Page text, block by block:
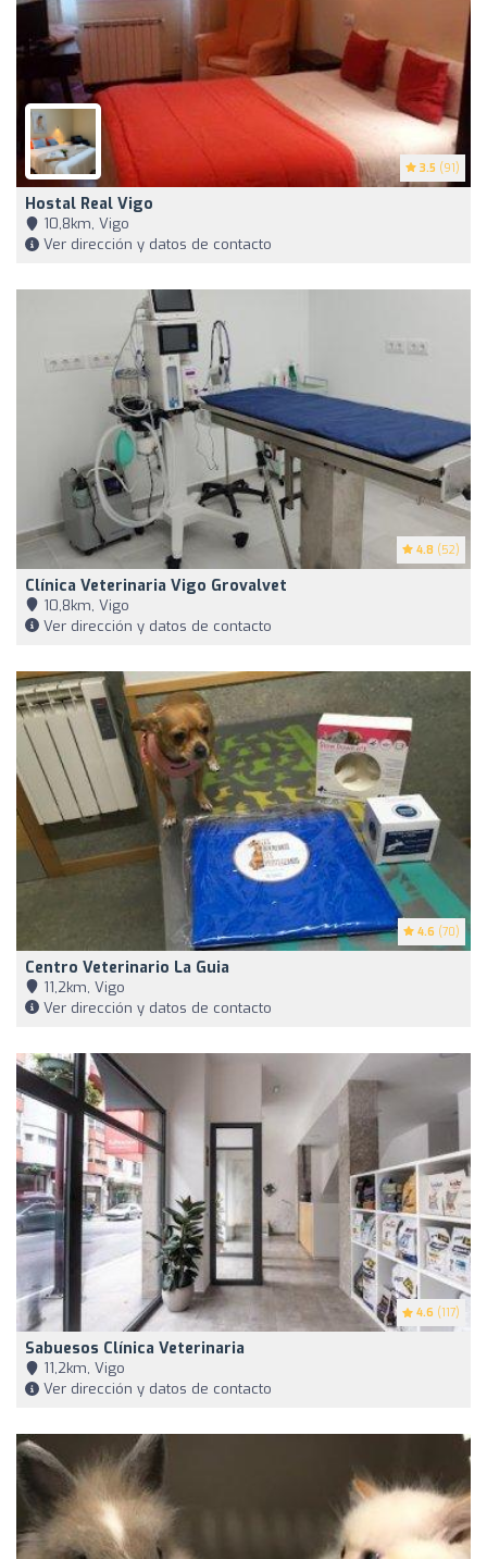
3.5 (91)
Hostal Real Vigo
10,8km, Vigo
Ver dirección y datos de contacto
4.8 (52)
Clínica Veterinaria Vigo Grovalvet
10,8km, Vigo
Ver dirección y datos de contacto
4.6 (70)
Centro Veterinario La Guia
11,2km, Vigo
Ver dirección y datos de contacto
4.6 (117)
Sabuesos Clínica Veterinaria
11,2km, Vigo
Ver dirección y datos de contacto